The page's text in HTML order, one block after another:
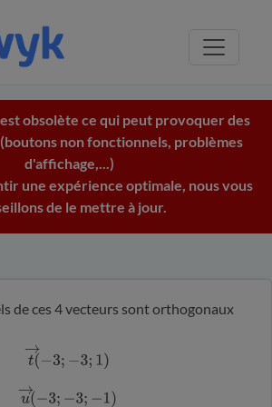
obsolète ce qui peut provoquer des
non fonctionnels, problèmes
d'affichage,...)
une expérience optimale, nous vous
de le mettre à jour.
de ces 4 vecteurs sont orthogonaux
t→ (− −3 1 )
u→(−3;−3 −1)